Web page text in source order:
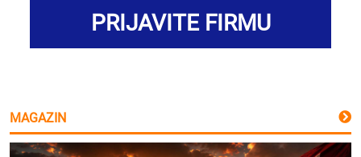
PRIJAVITE FIRMU
MAGAZIN